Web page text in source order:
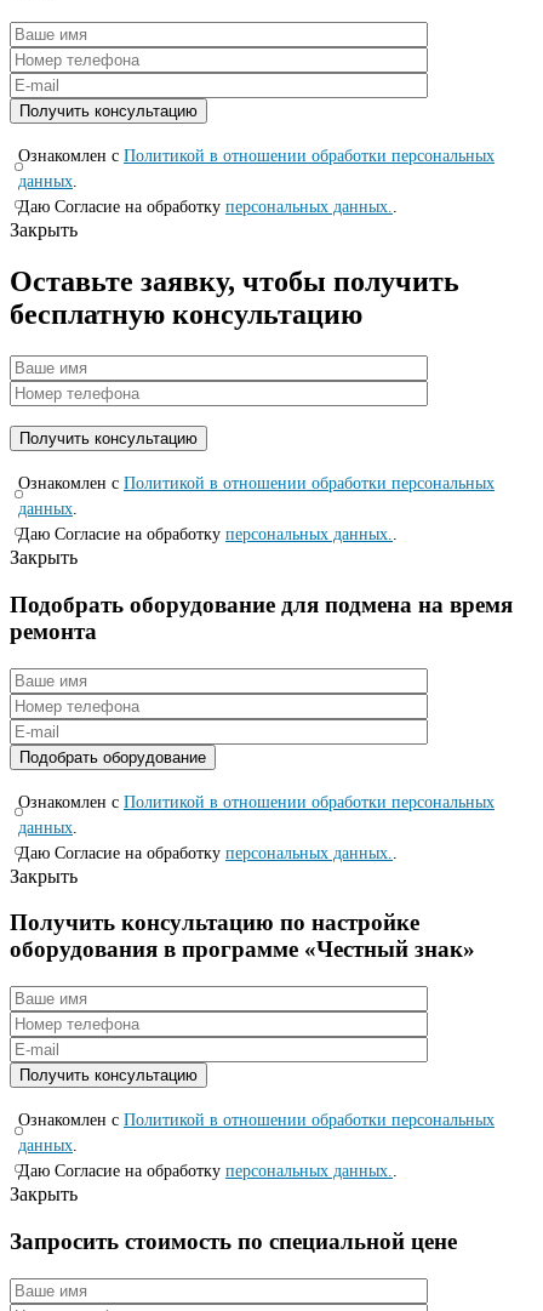
Ознакомлен с Политикой в отношении обработки персональных
данных.
Даю Согласие на обработку персональных данных..
Закрыть
Оставьте заявку, чтобы получить
бесплатную консультацию
Ознакомлен с Политикой в отношении обработки персональных
данных.
Даю Согласие на обработку персональных данных..
Закрыть
Подобрать оборудование для подмена на время
ремонта
Ознакомлен с Политикой в отношении обработки персональных
данных
Даю Согласие на обработку персональных данных.
Закрыть
Получить консультацию по настройке
оборудования в программе «Честный знак»
Ознакомлен с Политикой в отношении обработки персональных
данных.
Даю Согласие на обработку персональных данных..
Закрыть
Запросить стоимость по специальной цене